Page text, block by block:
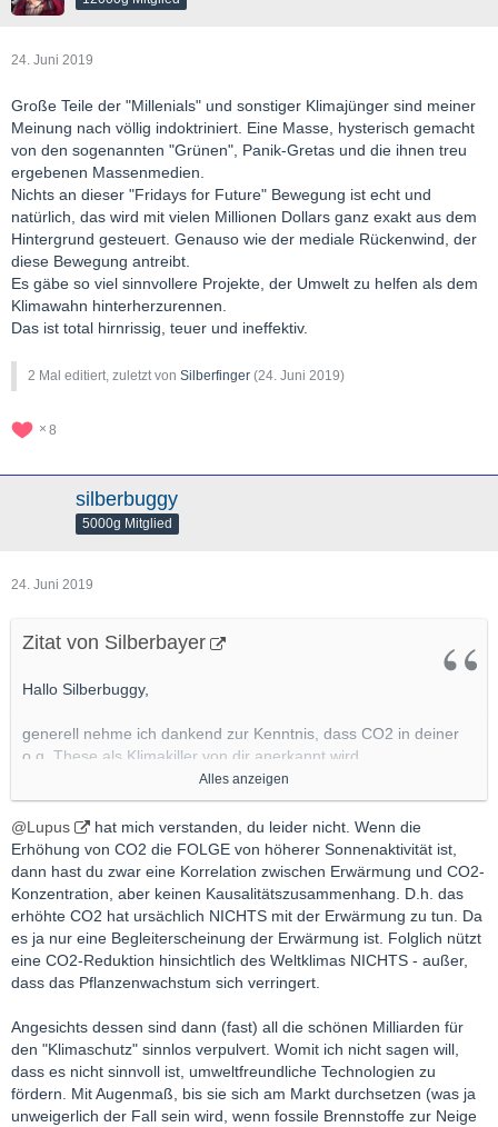
24. Juni 2019
Große Teile der "Millenials" und sonstiger Klimajünger sind meiner
Meinung nach völlig indoktriniert. Eine Masse, hysterisch gemacht
von den sogenannten "Grünen", Panik-Gretas und die ihnen treu
ergebenen Massenmedien.
Nichts an dieser "Fridays for Future" Bewegung ist echt und
natürlich, das wird mit vielen Millionen Dollars ganz exakt aus dem
Hintergrund gesteuert. Genauso wie der mediale Rückenwind, der
diese Bewegung antreibt.
Es gäbe so viel sinnvollere Projekte, der Umwelt zu helfen als dem
Klimawahn hinterherzurennen.
Das ist total hirnrissig, teuer und ineffektiv.
2 Mal editiert, zuletzt von Silberfinger (24. Juni 2019)
8
silberbuggy
5000g Mitglied
24. Juni 2019
Zitat von Silberbayer
Hallo Silberbuggy,
generell nehme ich dankend zur Kenntnis, dass CO2 in deiner
o.g. These als Klimakiller von dir anerkannt wird.
Inwieweit eine zunehmende Sonnenaktivität eine Zunahme der
CO2 Anteile in der Atmosphäre bewirkt oder die jahrzehntelange
exponentiell gestiegene Freisetzung von CO2 durch die
Verbrennung fossiler Brennstoffe von Menschenhand hier
kausal für die Erderwärmung maßgeblich ist, kann dir keiner
100%-ig beantworten.
.....
Gruß
SIlberbayer
Alles anzeigen
@Lupus
hat mich verstanden, du leider nicht. Wenn die
Erhöhung von CO2 die FOLGE von höherer Sonnenaktivität ist,
dann hast du zwar eine Korrelation zwischen Erwärmung und CO2-
Konzentration, aber keinen Kausalitätszusammenhang. D.h. das
erhöhte CO2 hat ursächlich NICHTS mit der Erwärmung zu tun. Da
es ja nur eine Begleiterscheinung der Erwärmung ist. Folglich nützt
eine CO2-Reduktion hinsichtlich des Weltklimas NICHTS - außer,
dass das Pflanzenwachstum sich verringert.
Angesichts dessen sind dann (fast) all die schönen Milliarden für
den "Klimaschutz" sinnlos verpulvert. Womit ich nicht sagen will,
dass es nicht sinnvoll ist, umweltfreundliche Technologien zu
fördern. Mit Augenmaß, bis sie sich am Markt durchsetzen (was ja
unweigerlich der Fall sein wird, wenn fossile Brennstoffe zur Neige